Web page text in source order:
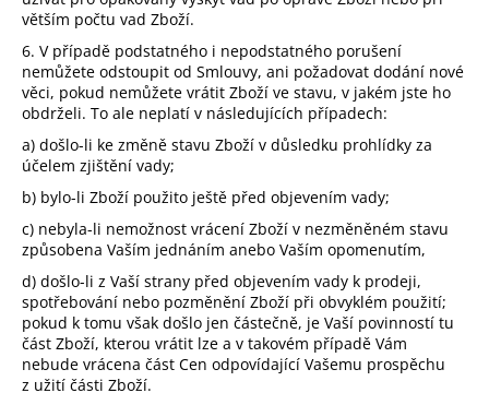
větším počtu vad Zboží.
6. V případě podstatného i nepodstatného porušení
nemůžete odstoupit od Smlouvy, ani požadovat dodání nové
věci, pokud nemůžete vrátit Zboží ve stavu, v jakém jste ho
obdrželi. To ale neplatí v následujících případech:
a) došlo-li ke změně stavu Zboží v důsledku prohlídky za
účelem zjištění vady;
b) bylo-li Zboží použito ještě před objevením vady;
c) nebyla-li nemožnost vrácení Zboží v nezměněném stavu
způsobena Vaším jednáním anebo Vaším opomenutím,
d) došlo-li z Vaší strany před objevením vady k prodeji,
spotřebování nebo pozměnění Zboží při obvyklém použití;
pokud k tomu však došlo jen částečně, je Vaší povinností tu
část Zboží, kterou vrátit lze a v takovém případě Vám
nebude vrácena část Cen odpovídající Vašemu prospěchu
z užití části Zboží.